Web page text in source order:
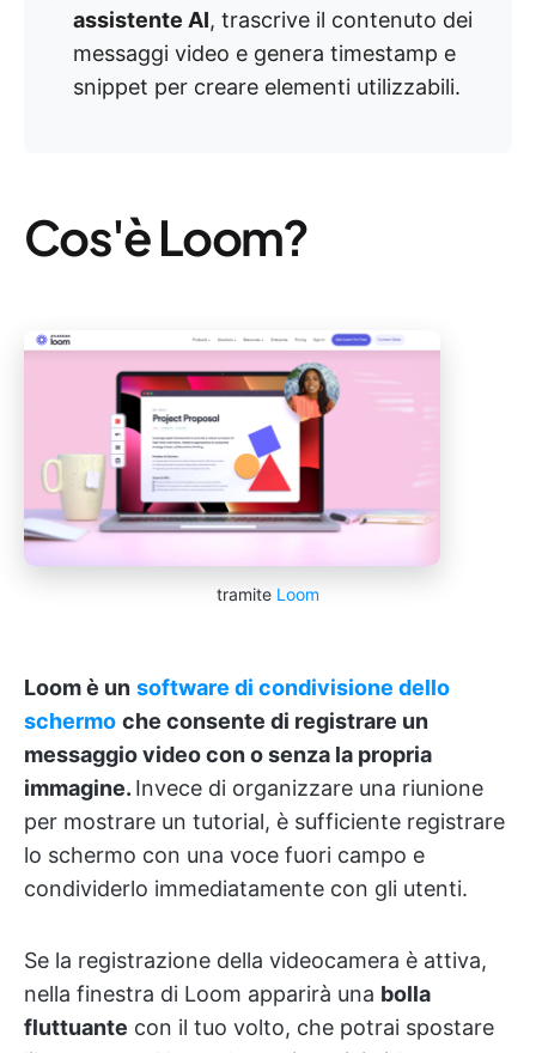
assistente AI, trascrive il contenuto dei
messaggi video e genera timestamp e
snippet per creare elementi utilizzabili.
Cos'è Loom?
tramite Loom
Loom è un software di condivisione dello
schermo che consente di registrare un
messaggio video con o senza la propria
immagine. Invece di organizzare una riunione
per mostrare un tutorial, è sufficiente registrare
lo schermo con una voce fuori campo e
condividerlo immediatamente con gli utenti.
Se la registrazione della videocamera è attiva,
nella finestra di Loom apparirà una bolla
fluttuante con il tuo volto, che potrai spostare